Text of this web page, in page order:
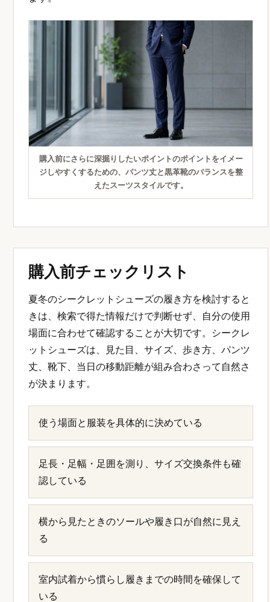
購入前にさらに深掘りしたいポイントのポイントをイメー
ジしやすくするための、パンツ丈と黒革靴のバランスを整
えたスーツスタイルです。
購入前チェックリスト
夏冬のシークレットシューズの履き方を検討すると
きは、検索で得た情報だけで判断せず、自分の使用
場面に合わせて確認することが大切です。シークレ
ットシューズは、見た目、サイズ、歩き方、パンツ
丈、靴下、当日の移動距離が組み合わさって自然さ
が決まります。
使う場面と服装を具体的に決めている
足長・足幅・足囲を測り、サイズ交換条件も確
認している
横から見たときのソールや履き口が自然に見え
る
室内試着から慣らし履きまでの時間を確保して
いる